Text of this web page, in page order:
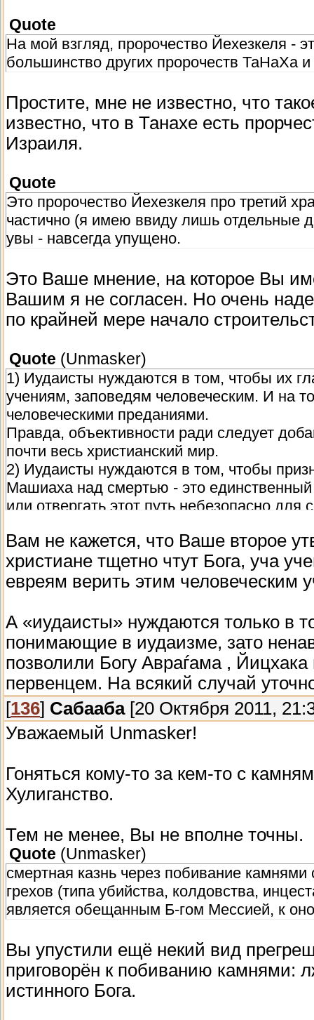
Quote
На мой взгляд, пророчество Йехезкеля -
большинство других пророчеств ТаНаХа
Простите, мне не известно, что
известно, что в Танахе есть
Израиля.
Quote
Это пророчество Йехезкеля про третий
частично (я имею ввиду лишь отдельные
увы - навсегда упущено.
Это Ваше мнение, на которое Вы
Вашим я не согласен. Но очень
по крайней мере начало
Quote (Unmasker)
1) Иудаисты нуждаются в том, чтобы их
учениям, заповедям человеческим. И на
человеческими преданиями.
Правда, объективности ради следует
почти весь христианский мир.
2) Иудаисты нуждаются в том, чтобы
Машиаха над смертью - это
или отвергать этот путь небезопасно для
Вам не кажется, что Ваше второе
христиане тщетно чтут Бога, уча
евреям верить этим человеческим
А «иудаисты» нуждаются только в
понимающие в иудаизме, зато
позволили Богу Авраѓама ,
первенцем. На всякий случай
[136] Сабааба[20 Октября 2011,
Уважаемый Unmasker!
Гоняться кому-то за кем-то с
Хулиганство.
Тем не менее, Вы не вполне точны.
Quote (Unmasker)
смертная казнь через побивание
грехов (типа убийства, колдовства,
является обещанным Б-гом Мессией, к
Вы упустили ещё некий вид
приговорён к побиванию камнями:
истинного Бога.